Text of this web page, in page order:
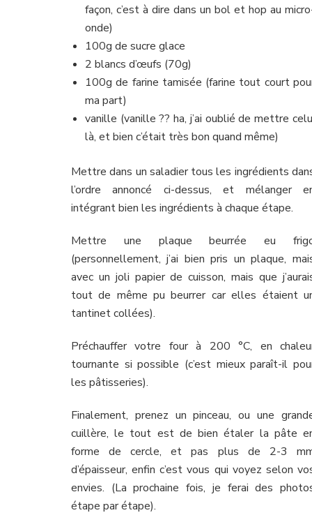
façon, c’est à dire dans un bol et hop au
onde)
100g de sucre glace
2 blancs d’œufs (70g)
100g de farine tamisée (farine tout court
ma part)
vanille (vanille ?? ha, j’ai oublié de mettre
là, et bien c’était très bon quand même)
Mettre dans un saladier tous les ingrédients
l’ordre annoncé ci-dessus, et mélanger
intégrant bien les ingrédients à chaque étape.
Mettre une plaque beurrée eu
(personnellement, j’ai bien pris un plaque,
avec un joli papier de cuisson, mais que
tout de même pu beurrer car elles étaient
tantinet collées).
Préchauffer votre four à 200 °C, en
tournante si possible (c’est mieux paraît-il
les pâtisseries).
Finalement, prenez un pinceau, ou une
cuillère, le tout est de bien étaler la pâte
forme de cercle, et pas plus de 2-3
d’épaisseur, enfin c’est vous qui voyez selon
envies. (La prochaine fois, je ferai des
étape par étape).